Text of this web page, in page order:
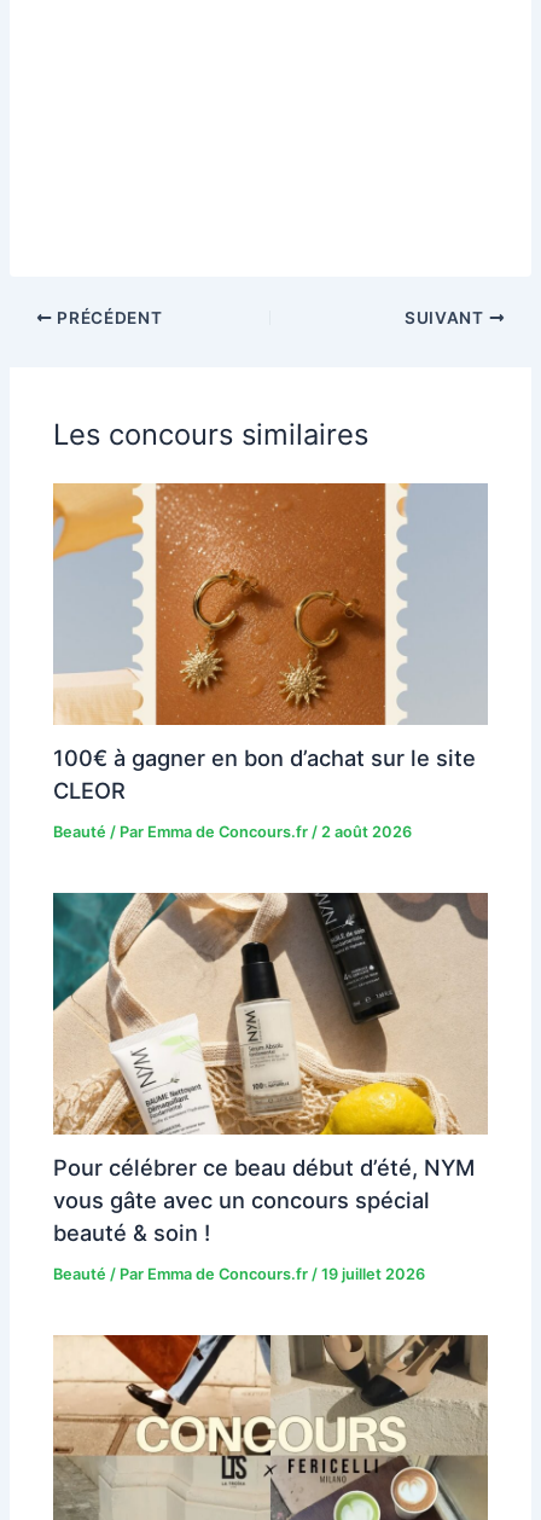
PRÉCÉDENT SUIVANT
Les concours similaires
100€ à gagner en bon d’achat sur le site
CLEOR
Beauté / Par Emma de Concours.fr/2 août 2026
Pour célébrer ce beau début d’été, NYM
vous gâte avec un concours spécial
beauté & soin !
Beauté / Par Emma de Concours.fr/19 juillet 2026